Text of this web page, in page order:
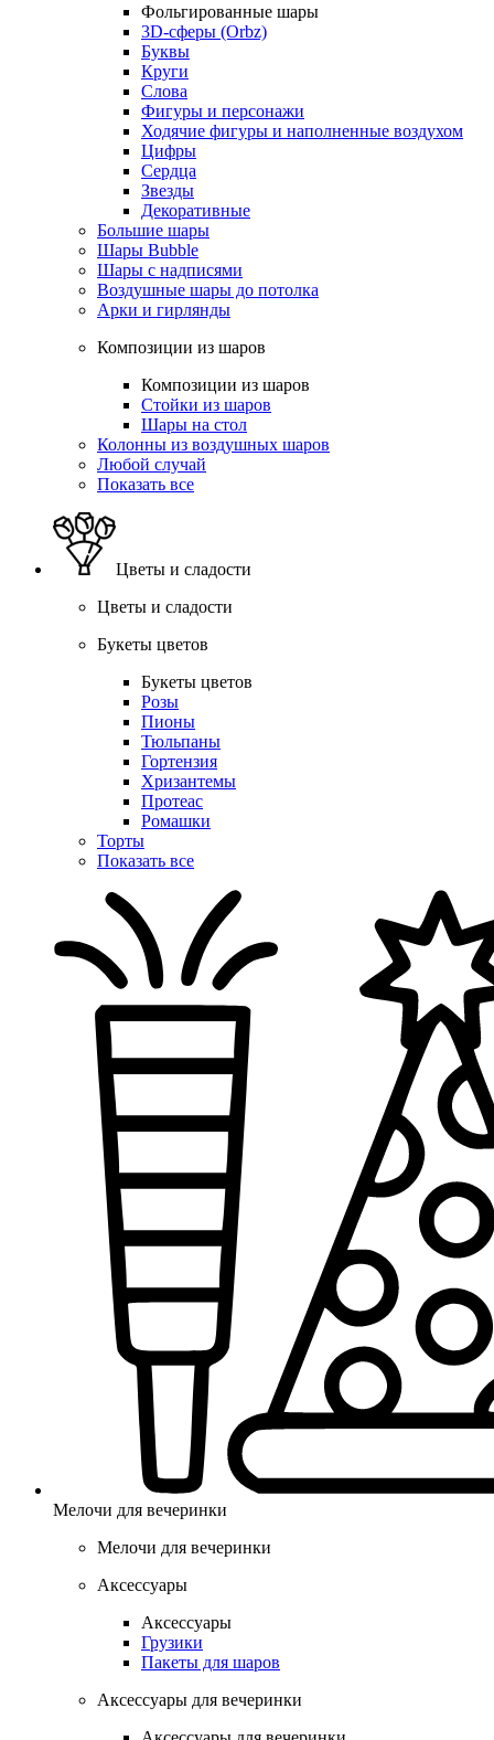
Фольгированные шары
3D-сферы (Orbz)
Буквы
Круги
Слова
Фигуры и персонажи
Ходячие фигуры и наполненные воздухом
Цифры
Сердца
Звезды
Декоративные
Большие шары
Шары Bubble
Шары с надписями
Воздушные шары до потолка
Арки и гирлянды
Композиции из шаров
Композиции из шаров
Стойки из шаров
Шары на стол
Колонны из воздушных шаров
Любой случай
Показать все
Цветы и сладости
Цветы и сладости
Букеты цветов
Букеты цветов
Розы
Пионы
Тюльпаны
Гортензия
Хризантемы
Протеас
Ромашки
Торты
Показать все
Мелочи для вечеринки
Мелочи для вечеринки
Аксессуары
Аксессуары
Грузики
Пакеты для шаров
Аксессуары для вечеринки